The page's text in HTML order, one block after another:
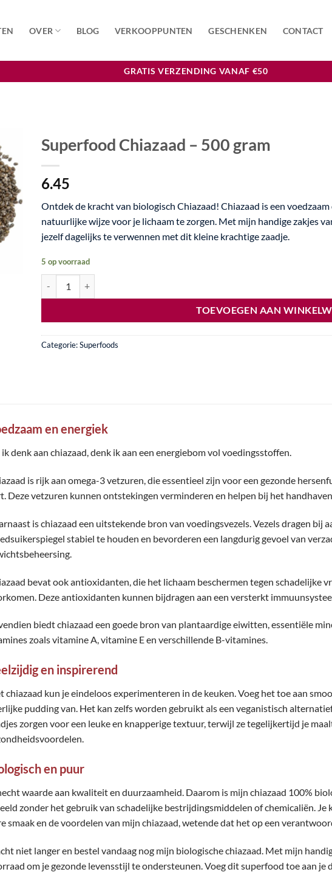
OVER BLOG VERKOOPPUNTEN GESCHENKEN CONTACT
GRATIS VERZENDING VANAF €50
Superfood Chiazaad – 500 gram
6.45
Ontdek de kracht van biologisch Chiazaad! Chiazaad is een
natuurlijke wijze voor je lichaam te zorgen. Met mijn handige zakjes
jezelf dagelijks te verwennen met dit kleine krachtige zaadje.
5 op voorraad
TOEVOEGEN AAN
Categorie:Superfoods
en energiek
denk aan chiazaad, denk ik aan een energiebom vol voedingsstoffen.
is rijk aan omega-3 vetzuren, die essentieel zijn voor een gezonde
Deze vetzuren kunnen ontstekingen verminderen en helpen bij het
is chiazaad een uitstekende bron van voedingsvezels. Vezels dragen bij
stabiel te houden en bevorderen een langdurig gevoel van
bevat ook antioxidanten, die het lichaam beschermen tegen schadelijke
Deze antioxidanten kunnen bijdragen aan een versterkt
biedt chiazaad een goede bron van plantaardige eiwitten, essentiële
zoals vitamine A, vitamine E en verschillende B-vitamines.
en inspirerend
chiazaad kun je eindeloos experimenteren in de keuken. Voeg het toe aan
pudding van. Het kan zelfs worden gebruikt als een veganistisch
zorgen voor een leuke en knapperige textuur, terwijl ze tegelijkertijd je
en puur
waarde aan kwaliteit en duurzaamheid. Daarom is mijn chiazaad 100%
zonder het gebruik van schadelijke bestrijdingsmiddelen of chemicaliën.
smaak en de voordelen van mijn chiazaad, wetende dat het op een
niet langer en bestel vandaag nog mijn biologische chiazaad. Met mijn
om je gezonde levensstijl te ondersteunen. Voeg dit superfood toe aan je